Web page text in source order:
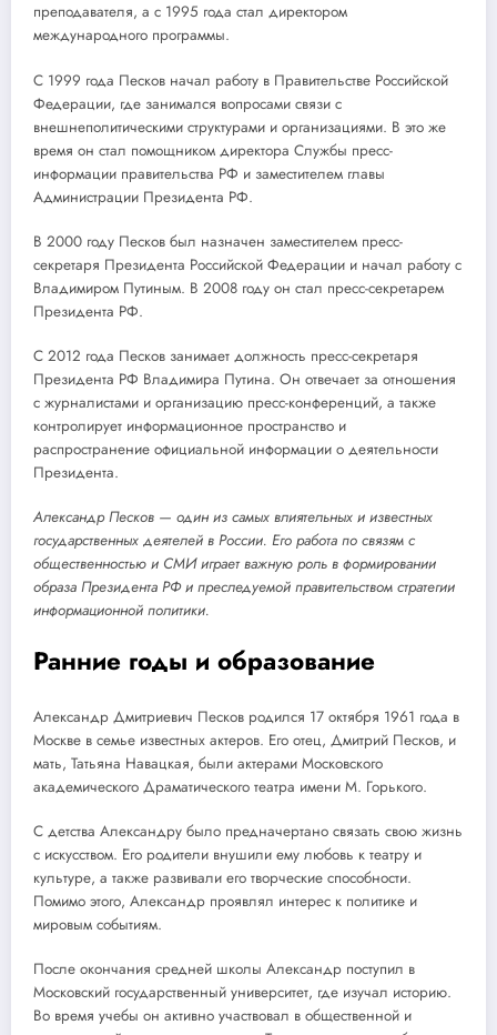
преподавателя, а с 1995 года стал директором
международного программы.
С 1999 года Песков начал работу в Правительстве Российской
Федерации, где занимался вопросами связи с
внешнеполитическими структурами и организациями. В это же
время он стал помощником директора Службы пресс-
информации правительства РФ и заместителем главы
Администрации Президента РФ.
В 2000 году Песков был назначен заместителем пресс-
секретаря Президента Российской Федерации и начал работу с
Владимиром Путиным. В 2008 году он стал пресс-секретарем
Президента РФ.
С 2012 года Песков занимает должность пресс-секретаря
Президента РФ Владимира Путина. Он отвечает за отношения
с журналистами и организацию пресс-конференций, а также
контролирует информационное пространство и
распространение официальной информации о деятельности
Президента.
Александр Песков — один из самых влиятельных и известных
государственных деятелей в России. Его работа по связям с
общественностью и СМИ играет важную роль в формировании
образа Президента РФ и преследуемой правительством стратегии
информационной политики.
Ранние годы и образование
Александр Дмитриевич Песков родился 17 октября 1961 года в
Москве в семье известных актеров. Его отец, Дмитрий Песков, и
мать, Татьяна Навацкая, были актерами Московского
академического Драматического театра имени М. Горького.
С детства Александру было предначертано связать свою жизнь
с искусством. Его родители внушили ему любовь к театру и
культуре, а также развивали его творческие способности.
Помимо этого, Александр проявлял интерес к политике и
мировым событиям.
После окончания средней школы Александр поступил в
Московский государственный университет, где изучал историю.
Во время учебы он активно участвовал в общественной и